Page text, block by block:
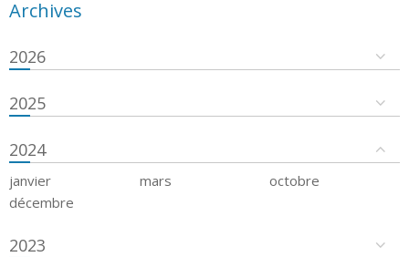
Archives
2026
2025
2024
janvier mars
octobre
décembre
2023